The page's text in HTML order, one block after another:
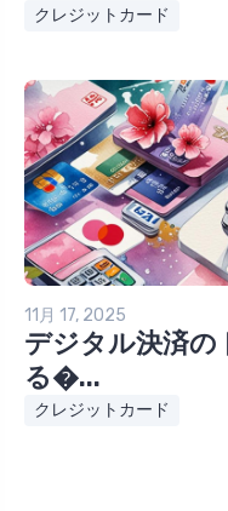
クレジットカード
11月 17, 2025
デジタル決済の
る�...
クレジットカード